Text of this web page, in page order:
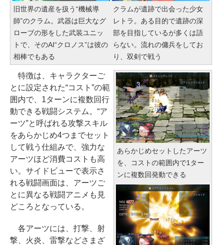
n 11/15.6型/Core i5/16GB/SSD 51
2GB/ホワイト) FMVWK3E15W_A
￥139,880
ライト、プレミアムペン付き、グ
ラファイト
￥115,980
旧世界の遺産を扱う“機械導
師”のクラム。武器は巨大なグ
ローブの形をした武装ユニッ
トで、そのAI“クロノス”は彼の
相棒でもある
クラムが遺跡で出会った少女
レトラ。ある目的で遺跡の深
部を目指しているが多くは語
らない。流れの傭兵をしてお
り、双剣で戦う
あらかじめセットしたアーツ
を、コストの範囲内で1ター
ンに複数回発動できる
特徴は、キャラクターご
とに設定された“コスト”の範
囲内で、1ターンに複数回行
動できる戦闘システム。“ア
ーツ”と呼ばれる攻撃スキル
をあらかじめ4つまでセット
して戦う仕組みで、強力な
アーツほど消費コストも高
い。サイドビューで表示さ
れる戦闘画面は、アーツご
とに異なる戦闘アニメも見
どころとなっている。
各アーツには、打撃、射
撃、火炎、雷撃などさまざ